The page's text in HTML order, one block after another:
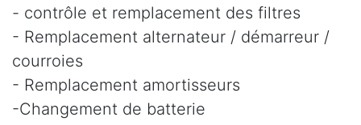
- contrôle et remplacement des filtres
- Remplacement alternateur / démarreur /
courroies
- Remplacement amortisseurs
-Changement de batterie